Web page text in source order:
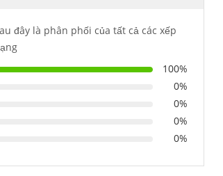
đây là phân phối của tất cả các xếp
100%
0%
0%
0%
0%